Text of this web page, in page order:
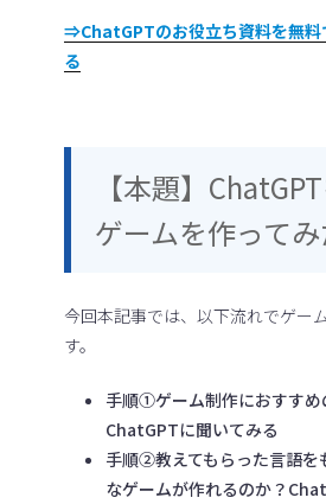
⇒ChatGPTのお役立ち資料を無料
る
【本題】
ゲームを作って
今回本記事では、以下流れでゲー
す。
手順①ゲーム制作におすすめ
ChatGPTに聞いてみる
手順②教えてもらった言語を
なゲームが作れるのか？